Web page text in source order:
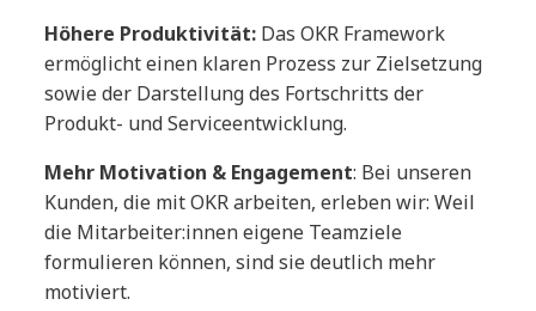
Höhere Produktivität: Das OKR Framework
ermöglicht einen klaren Prozess zur Zielsetzung
sowie der Darstellung des Fortschritts der
Produkt- und Serviceentwicklung.
Mehr Motivation & Engagement: Bei unseren
Kunden, die mit OKR arbeiten, erleben wir: Weil
die Mitarbeiter:innen eigene Teamziele
formulieren können, sind sie deutlich mehr
motiviert.